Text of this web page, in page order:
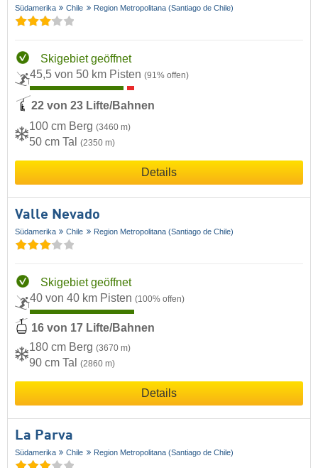
Südamerika Chile Region Metropolitana (Santiago de Chile)
Skigebiet geöffnet
45,5 von 50 km Pisten (91% offen)
22 von 23 Lifte/Bahnen
100 cm Berg (3460 m)
50 cm Tal (2350 m)
Details
Valle Nevado
Südamerika Chile Region Metropolitana (Santiago de Chile)
Skigebiet geöffnet
40 von 40 km Pisten (100% offen)
16 von 17 Lifte/Bahnen
180 cm Berg (3670 m)
90 cm Tal (2860 m)
Details
La Parva
Südamerika Chile Region Metropolitana (Santiago de Chile)